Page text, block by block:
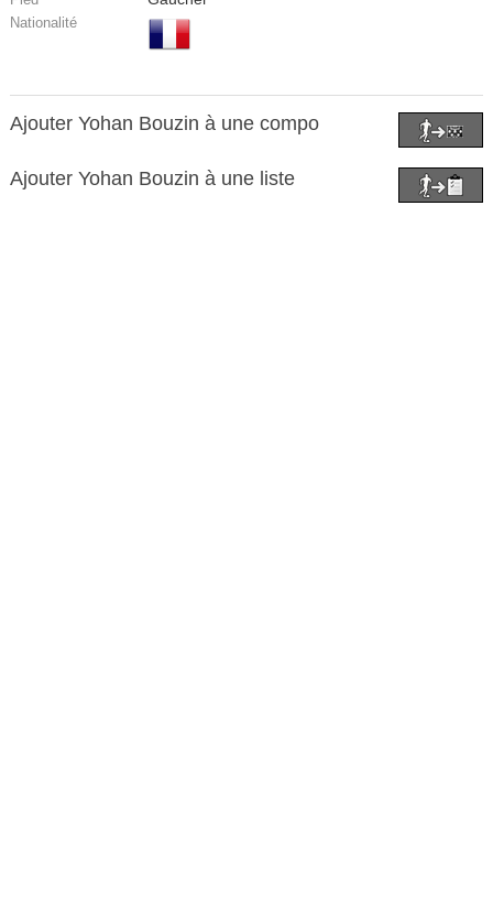
Nationalité
Ajouter Yohan Bouzin à une compo
Ajouter Yohan Bouzin à une liste